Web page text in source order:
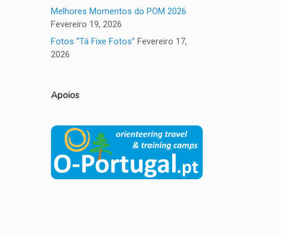
Melhores Momentos do POM 2026
Fevereiro 19, 2026
Fotos “Tá Fixe Fotos” Fevereiro 17,
2026
Apoios